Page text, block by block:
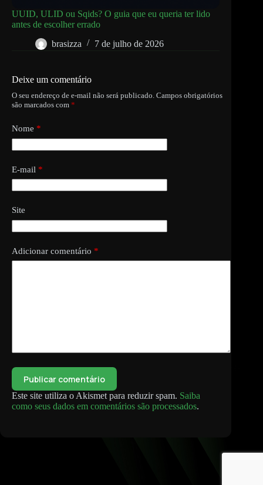
UUID, ULID ou Sqids? O guia que eu queria ter lido
antes de escolher errado
brasizza
7 de julho de 2026
Deixe um comentário
O seu endereço de e-mail não será publicado. Campos obrigatórios
são marcados com *
Nome *
E-mail *
Site
Adicionar comentário *
Publicar comentário
Este site utiliza o Akismet para reduzir spam. Saiba
como seus dados em comentários são processados.